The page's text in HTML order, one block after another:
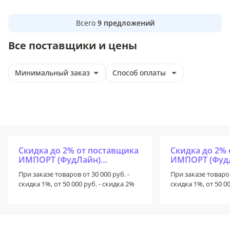
Всего 9 предложений
Все поставщики и цены
Минимальный заказ Способ оплаты
Скидка до 2% от поставщика
ИМПОРТ (ФудЛайн)
При заказе товаров от 30 000 руб. -
скидка 1%, от 50 000 руб. - скидка 2%
Скидка до
ИМПОРТ
При заказе
скидка 1%, от 50